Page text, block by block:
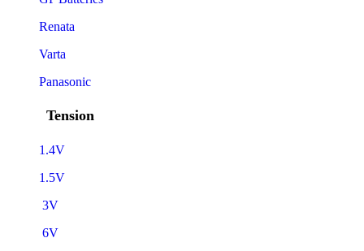
Renata
Varta
Panasonic
Tension
1.4V
1.5V
3V
6V